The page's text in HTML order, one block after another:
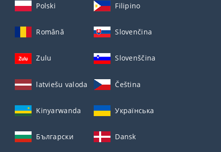
Polski Filipino
Română Slovenčina
Zulu Slovenščina
latviešu valoda Čeština
Kinyarwanda Українська
Български Dansk